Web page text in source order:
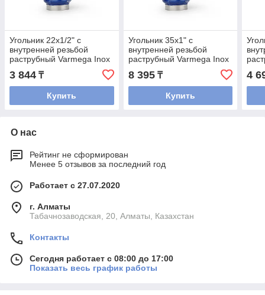
Угольник 22x1/2" с
внутренней резьбой
раструбный Varmega Inox
3 844 ₸
Купить
Угольник 35x1" с
внутренней резьбой
раструбный Varmega Inox
8 395₸
Купить
4
О нас
Рейтинг не сформирован
Менее 5 отзывов за последний год
Работает с 27.07.2020
г. Алматы
Табачнозаводская, 20, Алматы, Казахстан
Контакты
Сегодня работает с 08:00 до 17:00
Показать весь график работы